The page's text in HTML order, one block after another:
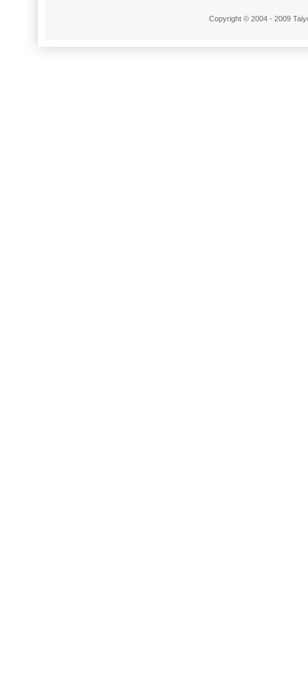
Copyright © 2004 - 2009